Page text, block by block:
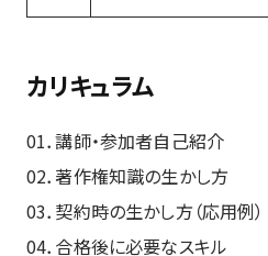
カリキュラム
01．講師・参加者自己紹介
02．著作権知識の生かし方
03．契約時の生かし方（応用例）
04．合格後に必要なスキル